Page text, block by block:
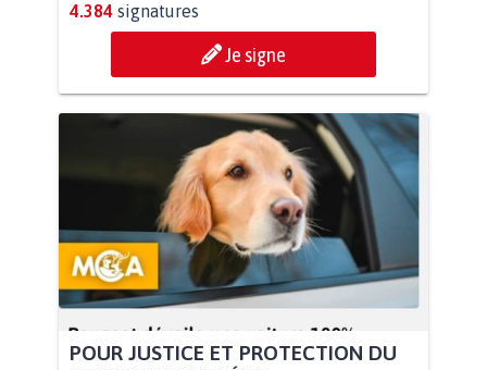
4.384 signatures
Je signe
POUR JUSTICE ET PROTECTION DU